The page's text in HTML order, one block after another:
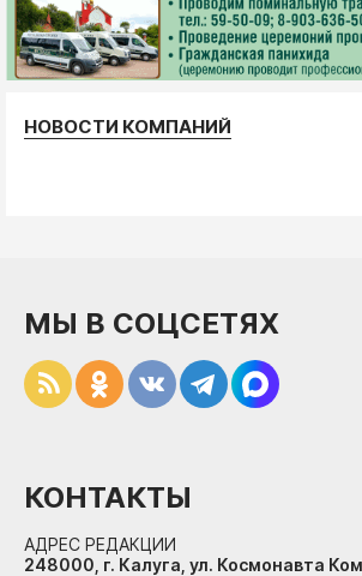
НОВОСТИ КОМПАНИЙ
МЫ В СОЦСЕТЯХ
КОНТАКТЫ
АДРЕС РЕДАКЦИИ
248000, г. Калуга, ул. Космонавта